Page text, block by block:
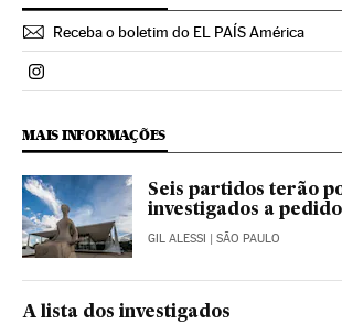
Receba o boletim do EL PAÍS América
Politica El País Brasil en Instagram
MAIS INFORMAÇÕES
Seis partidos terão
investigados a
GIL ALESSI | SÃO PAULO
A lista dos investigados